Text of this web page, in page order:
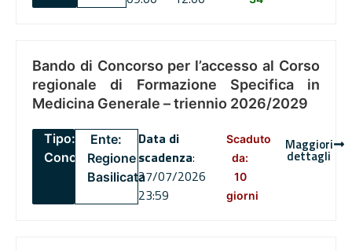
Bando di Concorso per l’accesso al Corso
regionale di Formazione Specifica in
Medicina Generale – triennio 2026/2029
Tipo:
Concorsi
Ente:
Regione
Basilicata
Data di
scadenza:
27/07/2026
23:59
Scaduto
da:
10
giorni
Maggiori
dettagli